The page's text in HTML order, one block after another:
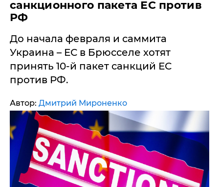
санкционного пакета ЕС против
РФ
До начала февраля и саммита
Украина – ЕС в Брюсселе хотят
принять 10-й пакет санкций ЕС
против РФ.
Автор: Дмитрий Мироненко